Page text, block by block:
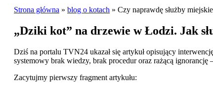
Strona główna » blog o kotach » Czy naprawdę służby
„Dziki kot” na drzewie w Łodzi. Jak
Dziś na portalu TVN24 ukazał się artykuł opisujący
systemowy brak wiedzy, brak procedur oraz rażącą
Zacytujmy pierwszy fragment artykułu: